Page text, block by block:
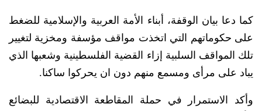
كما دعا بيان الوقفة، أبناء الأمة العربية والإسلامية للضغط
على حكوماتهم التي اتخذت مواقف مؤسفة ومخزية لتغيير
تلك المواقف السلبية إزاء القضية الفلسطينية وشعبها الذي
يباد على مرأى ومسمع منهم دون ان يحركوا ساكنا.
وأكد الاستمرار في حملة المقاطعة الاقتصادية للبضائع